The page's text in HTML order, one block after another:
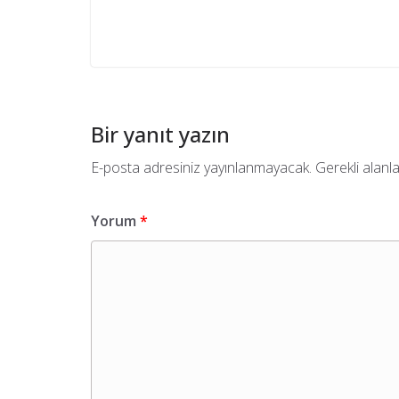
Bir yanıt yazın
E-posta adresiniz yayınlanmayacak. Gerekli
Yorum *